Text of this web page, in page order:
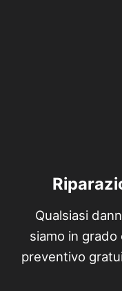
Qualsiasi
siamo in grado
preventivo